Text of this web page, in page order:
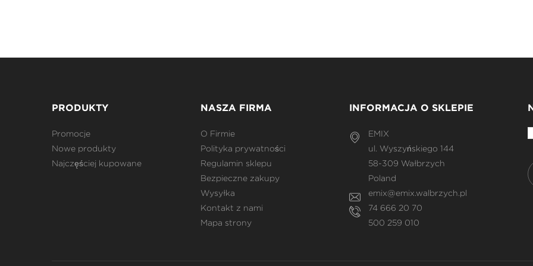
PRODUKTY
Promocje
Nowe produkty
Najczęściej kupowane
NASZA FIRMA
O Firmie
Polityka prywatności
Regulamin sklepu
Bezpieczne zakupy
Wysyłka
Kontakt z nami
Mapa strony
INFORMACJA O SKLEPIE
EMIX
ul. Wyszyńskiego 144
58-309 Wałbrzych
Poland
emix@emix.walbrzych.pl
74 666 20 70
500 259 010